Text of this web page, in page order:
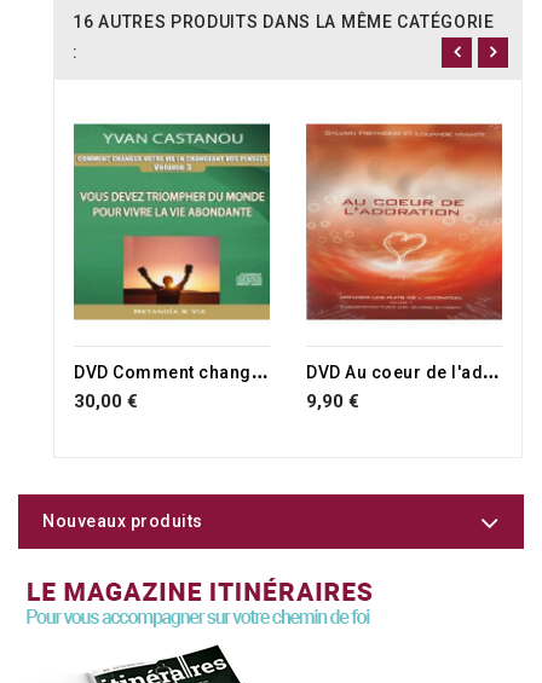
16 AUTRES PRODUITS DANS LA MÊME CATÉGORIE
:
RUPTURE DE STOCK D
VD Comment changer votre vie en changeant vos pensées volume 3
30,00 €
RUPTURE DE STOCK D
VD Au coeur de l'adoration
9,90 €
Nouveaux produits